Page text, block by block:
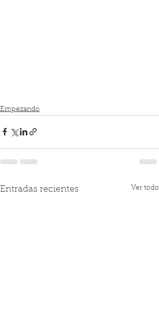
Empezando
Entradas recientes Ver todo